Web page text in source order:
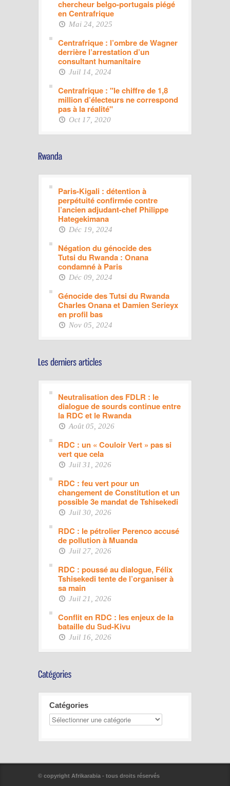
chercheur belgo-portugais piégé
en Centrafrique
Mai 24, 2025
Centrafrique : l’ombre de Wagner
derrière l’arrestation d’un
consultant humanitaire
Juil 14, 2024
Centrafrique : "le chiffre de 1,8
million d’électeurs ne correspond
pas à la réalité"
Oct 17, 2020
Paris-Kigali : détention à
perpétuité confirmée contre
l’ancien adjudant-chef Philippe
Hategekimana
Déc 19, 2024
Négation du génocide des
Tutsi du Rwanda : Onana
condamné à Paris
Déc 09, 2024
Génocide des Tutsi du Rwanda
Charles Onana et Damien Serieyx
en profil bas
Nov 05, 2024
Neutralisation des FDLR : le
dialogue de sourds continue entre
la RDC et le Rwanda
Août 05, 2026
RDC : un « Couloir Vert » pas si
vert que cela
Juil 31, 2026
RDC : feu vert pour un
changement de Constitution et un
possible 3e mandat de Tshisekedi
Juil 30, 2026
RDC : le pétrolier Perenco accusé
de pollution à Muanda
Juil 27, 2026
RDC : poussé au dialogue, Félix
Tshisekedi tente de l’organiser à
sa main
Juil 21, 2026
Conflit en RDC : les enjeux de la
bataille du Sud-Kivu
Juil 16, 2026
Catégories
© copyright Afrikarabia - tous droits réservés